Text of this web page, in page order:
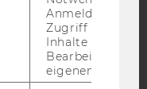
Blog
Anmeldung und
Zugriff auf
Inhalte oder zur
Bearbeitung des
eigenen Profils.